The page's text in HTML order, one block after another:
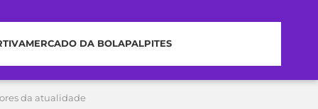
MERCADO DA BOLAPALPITES
da atualidade